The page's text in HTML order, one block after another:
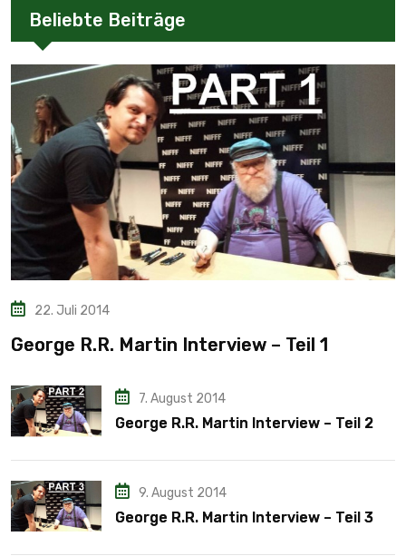
Beliebte Beiträge
22. Juli 2014
George R.R. Martin Interview – Teil 1
7. August 2014
George R.R. Martin Interview – Teil 2
9. August 2014
George R.R. Martin Interview – Teil 3